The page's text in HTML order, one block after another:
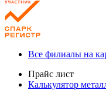
Все филиалы на
Прайс лист
Калькулятор